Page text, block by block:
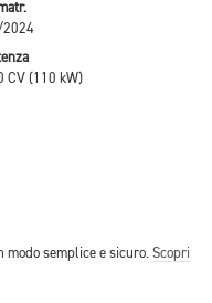
CV (110 kW)
modo semplice e sicuro. Scopri